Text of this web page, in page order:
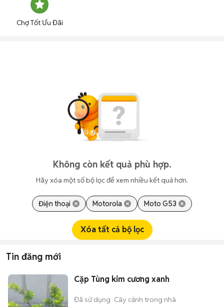
Chợ Tốt Ưu Đãi
Không còn kết quả phù hợp.
Hãy xóa một số bộ lọc để xem nhiều kết quả hơn.
Điện thoại Motorola Moto G53
Xóa tất cả bộ lọc
Tin đăng mới
Cặp Tùng kim cương xanh
Đã sử dụng Cây cảnh trong nhà